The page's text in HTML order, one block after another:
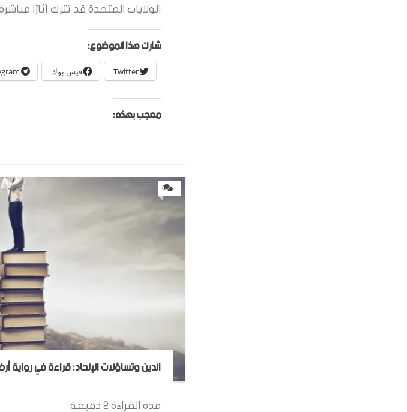
الولايات المتحدة قد تترك آثارًا
شارك هذا الموضوع:
Twitter فيس بوك
معجب بهذه:
0
الدين وتساؤلات الإلحاد: قراءة في رواية
مدة القراءة 2 دقيقة